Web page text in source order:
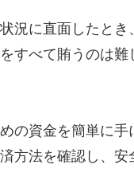
況に直面したとき
すべて賄うのは難
の資金を簡単に手
方法を確認し、安